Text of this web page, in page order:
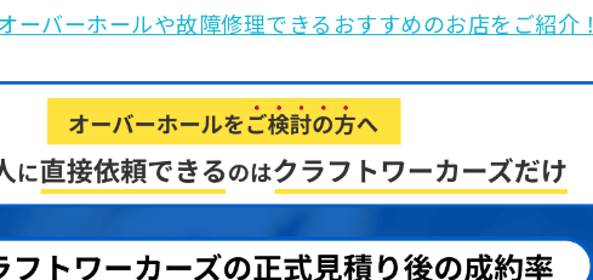
ーバーホールや故障修理できるおすすめのお店をご紹介！